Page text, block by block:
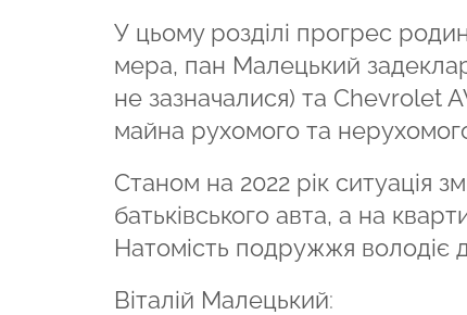
У цьому розділі прогрес
мера, пан Малецький
не зазначалися) та Chevrolet
майна рухомого та
Станом на 2022 рік ситуація
батьківського авта, а на
Натомість подружжя володіє
Віталій Малецький: